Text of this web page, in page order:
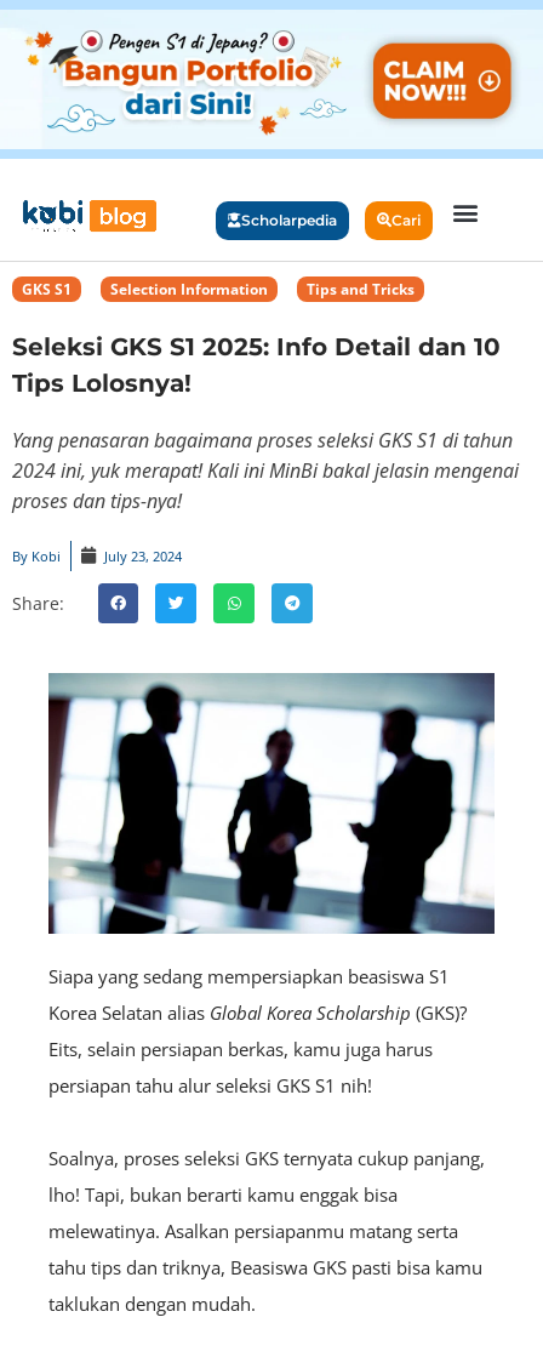
Scholarpedia Cari
GKS S1 Selection Information Tips and Tricks
Seleksi GKS S1 2025: Info Detail dan 10
Tips Lolosnya!
Yang penasaran bagaimana proses seleksi GKS S1 di tahun
2024 ini, yuk merapat! Kali ini MinBi bakal jelasin mengenai
proses dan tips-nya!
By Kobi July 23, 2024
Share:
Siapa yang sedang mempersiapkan beasiswa S1
Korea Selatan alias Global Korea Scholarship (GKS)?
Eits, selain persiapan berkas, kamu juga harus
persiapan tahu alur seleksi GKS S1 nih!
Soalnya, proses seleksi GKS ternyata cukup panjang,
lho! Tapi, bukan berarti kamu enggak bisa
melewatinya. Asalkan persiapanmu matang serta
tahu tips dan triknya, Beasiswa GKS pasti bisa kamu
taklukan dengan mudah.